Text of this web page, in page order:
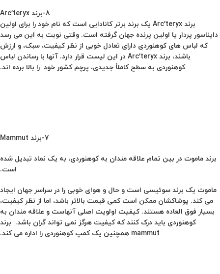
8-برند Arc’teryx
برند Arc’teryx یک برند برتر کانادایی است که نام خود را برای اولین
دایناسور پردار یا اولین پرنده جهان گرفته است. وقتی نوبت به این می رسد
که لباس های کوهنوردی دارای تعادل خوبی از نظر کیفیت، سبک، و ارزش
باشند، برند Arc’teryx در این لیست قرار دارد. آنها با رساندن لباس
کوهنوردی به سطح کاملاً جدیدی، پرچم کشور خود را بالا برده اند.
7-برند Mammut
برند ماموت در بین تمام علاقه مندان به کوهنوردی، به یک نماد تبدیل شده
است.
ماموت یک برند سوئیسی است و حال و هوای خوبی را در سراسر جهان ایجاد
می کند. پوشاکشان ممکن است کمی قیمت بالاتر باشد، اما از نظر کیفیت،
بسیار فوق العاده هستند. کیفیت اولویت اصلی آنهاست و علاقه مندان به
کوهنوردی باید درک کنند که کیفیت هرگز نمی تواند گران باشد. برند
mammut همچنین یک کمپ کوهنوردی را اداره می کند.